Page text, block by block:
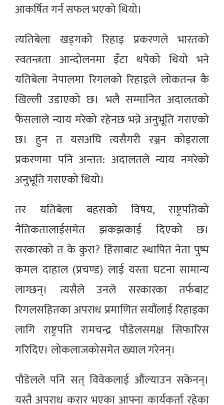
आकर्षित गर्न सफल भएको थियो।
त्यतिबेला खड्गको रिहाइ प्रकरणले भारतको
स्वतन्त्रता आन्दोलनमा इँटा थपेको थियो भने
यतिबेला नेपालमा रिगलको रिहाइले लोकतन्त्र कै
खिल्ली उडाएको छ। भलै सम्मानित अदालतको
फैसलाले न्याय मरेको रहेनछ भन्ने अनुभूति गराएको
छ। हुन त यसअघि त्यसैगरी रञ्जन कोइराला
प्रकरणमा पनि अन्तत: अदालतले न्याय नमरेको
अनुभूति गराएको थियो।
तर यतिबेला बहसको विषय, राष्ट्रपतिको
नैतिकतालाईसमेत झकझकाई दिएको छ।
सरकारको त के कुरा? हिंसाबाट स्थापित नेता पुष्प
कमल दाहाल (प्रचण्ड) लाई यस्ता घटना सामान्य
लाग्छन्। त्यसैले उनले सरकारका तर्फबाट
रिगलसहितका अपराध प्रमाणित सयौंलाई रिहाइका
लागि राष्ट्रपति रामचन्द्र पौडेलसमक्ष सिफारिस
गरिदिए। लोकलाजकोसमेत ख्याल गरेनन्।
पौडेलले पनि सत् विवेकलाई औंल्याउन सकेनन्।
यस्तै अपराध करार भएका आफ्ना कार्यकर्ता रहेका